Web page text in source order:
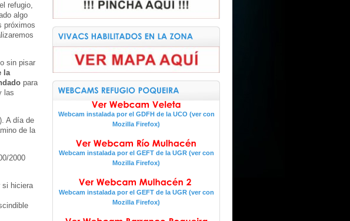
refugio,
algo
próximos
sin pisar
la
para
las
A día de
de la
2000
si hiciera
Webcam instalada por el GDFH de la UCO (ver con
Mozilla Firefox)
Webcam instalada por el GEFT de la UGR (ver con
Mozilla Firefox)
Webcam instalada por el GEFT de la UGR (ver con
Mozilla Firefox)